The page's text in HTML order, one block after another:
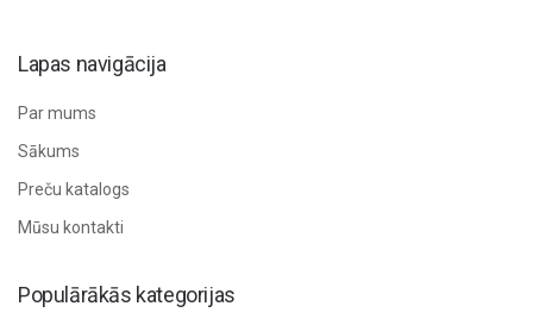
Lapas navigācija
Par mums
Sākums
Preču katalogs
Mūsu kontakti
Populārākās kategorijas